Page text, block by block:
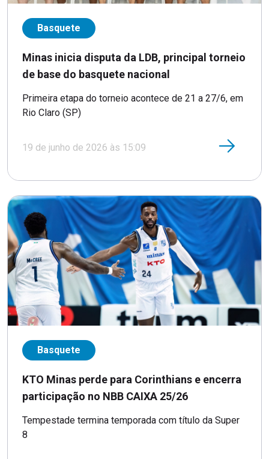
Basquete
Minas inicia disputa da LDB, principal torneio
de base do basquete nacional
Primeira etapa do torneio acontece de 21 a 27/6, em
Rio Claro (SP)
19 de junho de 2026 às 15:09
Basquete
KTO Minas perde para Corinthians e encerra
participação no NBB CAIXA 25/26
Tempestade termina temporada com título da Super
8